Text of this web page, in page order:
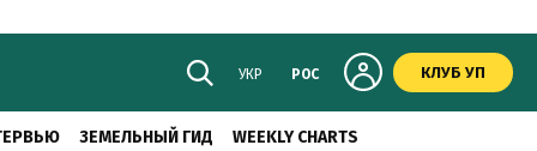
УКР РОС КЛУБ УП
ЗЕМЕЛЬНЫЙ ГИД WEEKLY CHARTS